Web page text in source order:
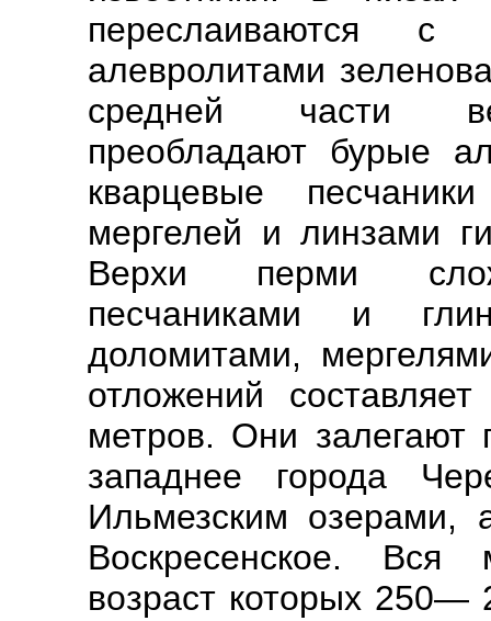
переслаиваются с
алевролитами
средней части
преобладают бурые
кварцевые
мергелей и линзами
Верхи перми
песчаниками и
доломитами,
отложений
метров. Они залегают
западнее города
Ильмезским озерами,
Воскресенское. Вся
возраст которых 250—